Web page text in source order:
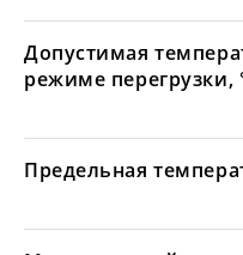
Допустимая
режиме перегрузки,
Предельная